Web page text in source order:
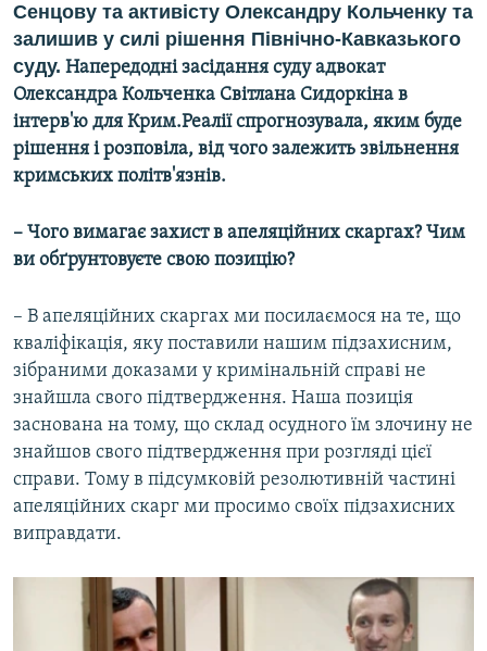
Сенцову та активісту Олександру Кольченку та
залишив у силі рішення Північно-Кавказького
суду. Напередодні засідання суду адвокат
Олександра Кольченка Світлана Сидоркіна в
інтерв'ю для Крим.Реалії спрогнозувала, яким буде
рішення і розповіла, від чого залежить звільнення
кримських політв'язнів.
– Чого вимагає захист в апеляційних скаргах? Чим
ви обґрунтовуєте свою позицію?
– В апеляційних скаргах ми посилаємося на те, що
кваліфікація, яку поставили нашим підзахисним,
зібраними доказами у кримінальній справі не
знайшла свого підтвердження. Наша позиція
заснована на тому, що склад осудного їм злочину не
знайшов свого підтвердження при розгляді цієї
справи. Тому в підсумковій резолютивній частині
апеляційних скарг ми просимо своїх підзахисних
виправдати.